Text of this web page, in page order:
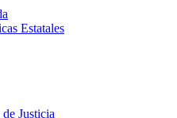
Estatales
Justicia